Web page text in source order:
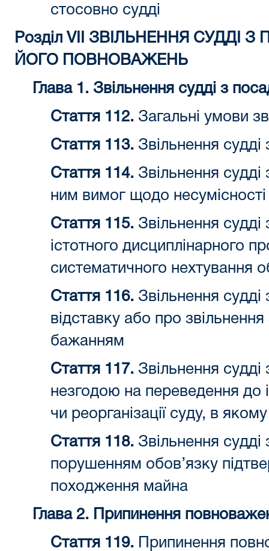
стосовно судді
Розділ VII ЗВІЛЬНЕННЯ СУДДІ
ЙОГО ПОВНОВАЖЕНЬ
Глава 1. Звільнення судді з
Стаття 112. Загальні умови
Стаття 113. Звільнення
Стаття 114. Звільнення
ним вимог щодо несумісності
Стаття 115. Звільнення
істотного дисциплінарного
систематичного нехтування
Стаття 116. Звільнення
відставку або про
бажанням
Стаття 117. Звільнення судді
незгодою на переведення до
чи реорганізації суду, в
Стаття 118. Звільнення судді
порушенням обов’язку
походження майна
Глава 2. Припинення
Стаття 119. Припинення